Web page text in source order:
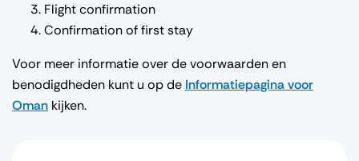
Flight confirmation
Confirmation of first stay
Voor meer informatie over de voorwaarden en
benodigdheden kunt u op de Informatiepagina voor
Oman kijken.